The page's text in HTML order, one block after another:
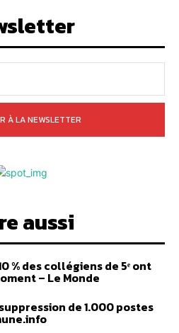
À LA NEWSLETTER
aussi
% des collégiens de 5ᵉ ont
– Le Monde
de 1.000 postes